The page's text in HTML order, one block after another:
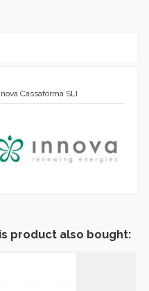
Cassaforma SLI
product also bought: